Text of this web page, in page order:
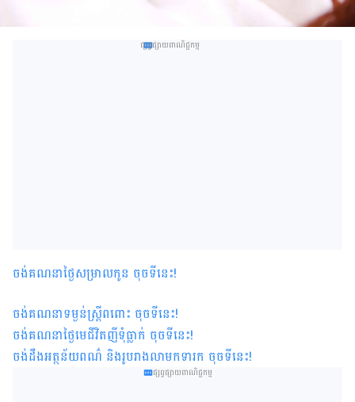
ផ្សព្វផ្សាយពាណិជ្ជកម្ម
ចង់គណនាថ្ងៃសម្រាលកូន ចុចទីនេះ!
ចង់គណនាទម្ងន់ស្រ្តីពពោះ ចុចទីនេះ!
ចង់គណនាថ្ងៃមេជីវិតញីទុំធ្លាក់ ចុចទីនេះ!
ចង់ដឹងអត្ថន័យពណ៌ និងរូបរាងលាមកទារក ចុចទីនេះ!
ផ្សព្វផ្សាយពាណិជ្ជកម្ម